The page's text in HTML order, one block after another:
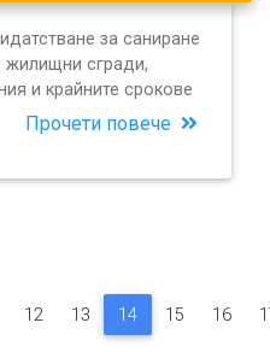
за саниране
сгради,
и крайните срокове
Прочети повече
12 13 14 15 16